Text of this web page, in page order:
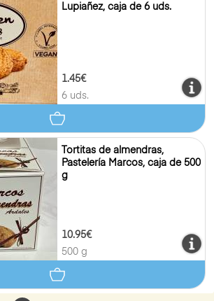
Lupiañez, caja de 6 uds.
1.45€
6 uds.
Tortitas de almendras,
Pastelería Marcos, caja de 500
g
10.95€
500 g